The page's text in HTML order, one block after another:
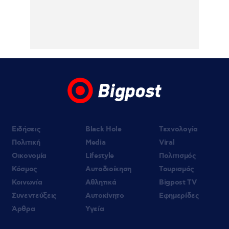
του MEGA
Ειδήσεις
Πολιτική
Οικονομία
Κόσμος
Κοινωνία
Συνεντεύξεις
Άρθρα
Black Hole
Media
Lifestyle
Αυτοδιοίκηση
Αθλητικά
Αυτοκίνητο
Υγεία
Τεχνολογία
Viral
Πολιτισμός
Τουρισμός
Bigpost TV
Εφημερίδες